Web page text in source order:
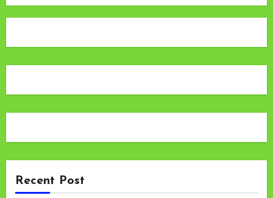
Recent Post